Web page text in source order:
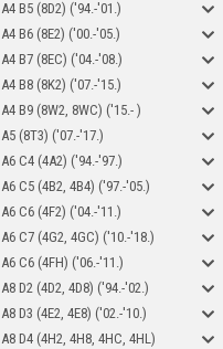
A4 B5 (8D2) ('94.-'01.)
A4 B6 (8E2) ('00.-'05.)
A4 B7 (8EC) ('04.-'08.)
A4 B8 (8K2) ('07.-'15.)
A4 B9 (8W2, 8WC) ('15.- )
A5 (8T3) ('07.-'17.)
A6 C4 (4A2) ('94.-'97.)
A6 C5 (4B2, 4B4) ('97.-'05.)
A6 C6 (4F2) ('04.-'11.)
A6 C7 (4G2, 4GC) ('10.-'18.)
A6 C6 (4FH) ('06.-'11.)
A8 D2 (4D2, 4D8) ('94.-'02.)
A8 D3 (4E2, 4E8) ('02.-'10.)
A8 D4 (4H2, 4H8, 4HC, 4HL)